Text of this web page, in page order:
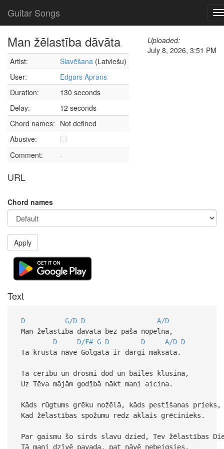
Guitar Songs
Man žēlastība dāvāta
Artist: Slavēšana (Latviešu)
User:
Edgars Aprāns
Duration:
130 seconds
Delay:
12 seconds
Chord names: Not defined
Abusive:
Comment:
-
URL
Uploaded:
July 8, 2026, 3:51 PM
Chord names
Apply
Text
D G/D D
A/D
Man žēlastība dāvāta bez paša nopelna,
D
D/F# G D D A/D D
Tā krusta nāvē Golgātā ir dārgi maksāta.
Tā cerību un drosmi dod un bailes klusina,
Uz Tēva mājām godībā nākt mani aicina.
Kāds rūgtums grēku nožēlā, kāds pestīšanas prieks,
Kad žēlastības spožumu redz aklais grēcinieks.
Par gaismu šo sirds slavu dzied, Tev žēlastības
Tā mani dzīvē pavada, pat nāvē nebeigsies.